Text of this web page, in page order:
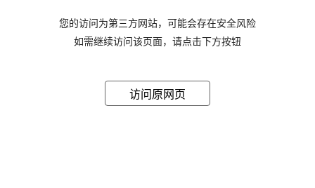
您的访问为第三方网站，可能会存在安全风险
如需继续访问该页面，请点击下方按钮
访问原网页